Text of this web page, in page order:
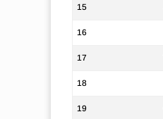
15
16
17
18
19